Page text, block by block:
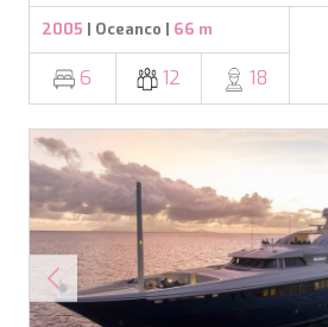
2005 | Oceanco | 66 m
6 12 18
INDIGO STAR I
INFINITAS
INSIEME
ISLAND HEIRESS
JASALI II
JAZ
JOY ME
JULIE M
JUNIOR
KALINDA
KAPTAN KADIR